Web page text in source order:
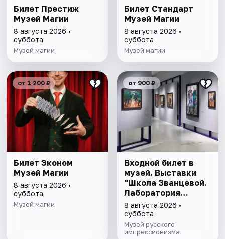
Билет Престиж
Музей Магии
8 августа 2026 •
суббота
Музей магии
Билет Стандарт
Музей Магии
8 августа 2026 •
суббота
Музей магии
от 1 200 ₽
Билет Эконом
Музей Магии
8 августа 2026 •
суббота
Музей магии
от 900 ₽
Входной билет в
музей. Выставки
"Школа Званцевой.
Лаборатория
модернизма" и
"Хрупкие причуды:
от кондитерской к
музею"
8 августа 2026 •
суббота
Музей русского
импрессионизма